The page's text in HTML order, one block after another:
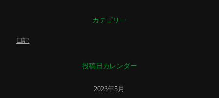
カテゴリー
日記
投稿日カレンダー
2023年5月